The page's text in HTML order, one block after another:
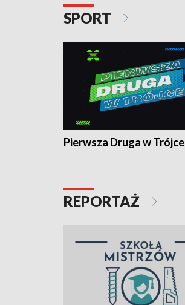
SPORT
Pierwsza Druga w Trójce
REPORTAŻ